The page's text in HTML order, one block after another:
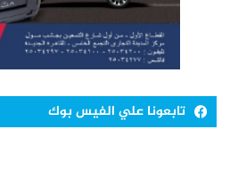
تابعونا علي الفيس بوك